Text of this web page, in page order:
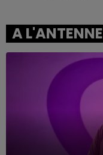
A L'ANTENNE